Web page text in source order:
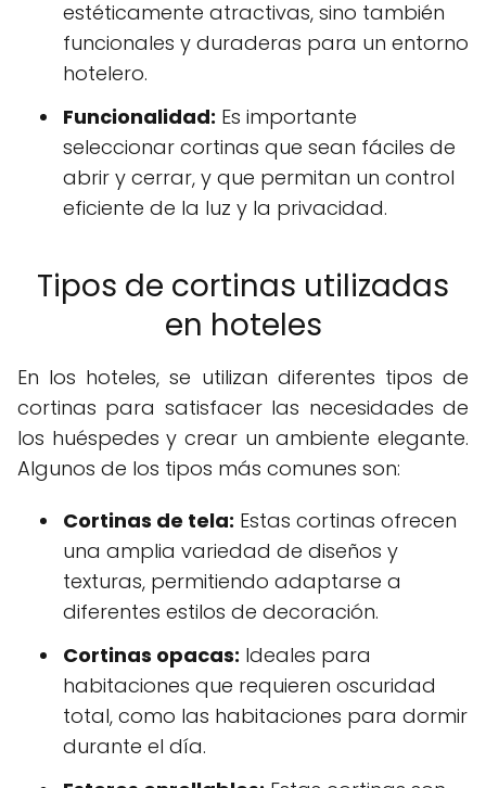
estéticamente atractivas, sino también
funcionales y duraderas para un entorno
hotelero.
Funcionalidad: Es importante
seleccionar cortinas que sean fáciles de
abrir y cerrar, y que permitan un control
eficiente de la luz y la privacidad.
Tipos de cortinas utilizadas
en hoteles
En los hoteles, se utilizan diferentes tipos de
cortinas para satisfacer las necesidades de
los huéspedes y crear un ambiente elegante.
Algunos de los tipos más comunes son:
Cortinas de tela: Estas cortinas ofrecen
una amplia variedad de diseños y
texturas, permitiendo adaptarse a
diferentes estilos de decoración.
Cortinas opacas: Ideales para
habitaciones que requieren oscuridad
total, como las habitaciones para dormir
durante el día.